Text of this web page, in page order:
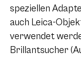
speziellen
auch Leica-
verwendet
Brillantsucher